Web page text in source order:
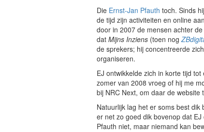
Die Ernst-Jan Pfauth toch. Sinds
de tijd zijn activiteiten en online
door in 2007 de mensen achter
dat Mijns Inziens(toen nog
de sprekers; hij concentreerde
organiseren.
EJ ontwikkelde zich in korte tijd
zomer van 2008 vroeg of hij me
bij NRC Next, om daar de website
Natuurlijk lag het er soms best
er net zo goed dik bovenop dat
Pfauth niet, maar niemand kan